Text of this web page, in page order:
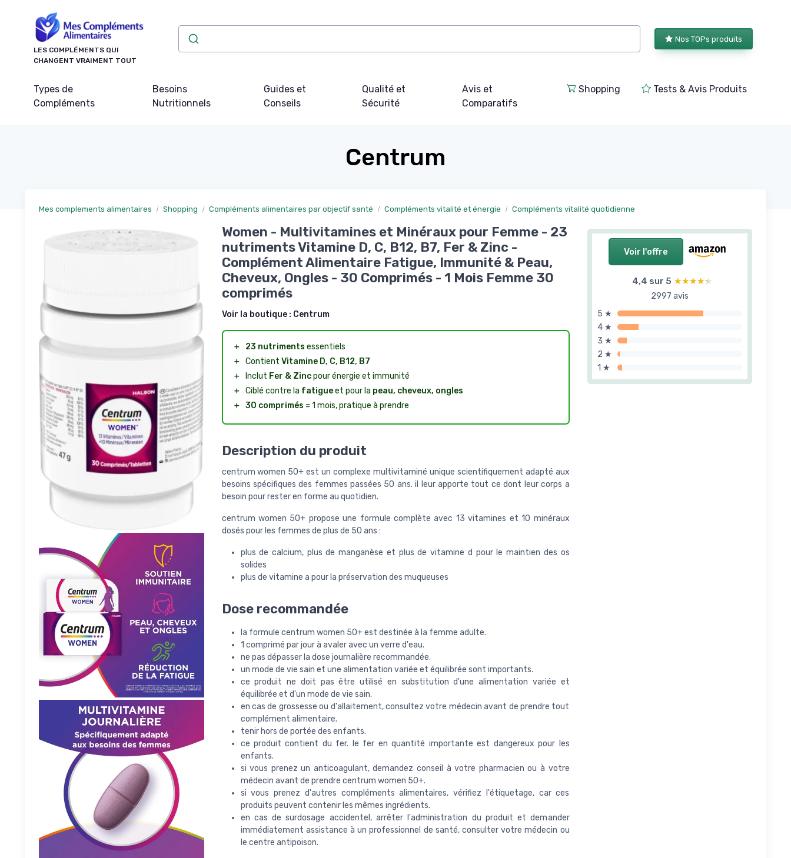
LES COMPLÉMENTS QUI
CHANGENT VRAIMENT TOUT
Nos TOPs produits
Types de
Compléments
Besoins
Nutritionnels
Guides et
Conseils
Qualité et
Sécurité
Avis et
Comparatifs
Shopping Tests & Avis Produits
Centrum
Mes complements alimentaires Shopping Compléments alimentaires par objectif santé Compléments vitalité et énergie Compléments vitalité quotidienne
Voir l'offre
4,4 sur 5 ★★★★★
★★★★★
2997 avis
5 ★
4 ★
3 ★
2 ★
1 ★
Women - Multivitamines et Minéraux pour Femme - 23
nutriments Vitamine D, C, B12, B7, Fer & Zinc -
Complément Alimentaire Fatigue, Immunité & Peau,
Cheveux, Ongles - 30 Comprimés - 1 Mois Femme 30
comprimés
Voir la boutique : Centrum
＋ 23 nutriments essentiels
＋ Contient Vitamine D, C, B12, B7
＋
Inclut Fer & Zincpour énergie et immunité
＋ Ciblé contre la fatigueet pour la peau, cheveux, ongles
＋ 30 comprimés = 1 mois, pratique à prendre
Description du produit
centrum women 50+ est un complexe multivitaminé unique scientifiquement adapté aux
besoins spécifiques des femmes passées 50 ans. il leur apporte tout ce dont leur corps a
besoin pour rester en forme au quotidien.
centrum women 50+ propose une formule complète avec 13 vitamines et 10 minéraux
dosés pour les femmes de plus de 50 ans :
plus de calcium, plus de manganèse et plus de vitamine d pour le maintien des os
solides
plus de vitamine a pour la préservation des muqueuses
Dose recommandée
la formule centrum women 50+ est destinée à la femme adulte.
1 comprimé par jour à avaler avec un verre d'eau.
ne pas dépasser la dose journalière recommandée.
un mode de vie sain et une alimentation variée et équilibrée sont importants.
ce produit ne doit pas être utilisé en substitution d'une alimentation variée et
équilibrée et d'un mode de vie sain.
en cas de grossesse ou d'allaitement, consultez votre médecin avant de prendre tout
complément alimentaire.
tenir hors de portée des enfants.
ce produit contient du fer. le fer en quantité importante est dangereux pour les
enfants.
si vous prenez un anticoagulant, demandez conseil à votre pharmacien ou à votre
médecin avant de prendre centrum women 50+.
si vous prenez d'autres compléments alimentaires, vérifiez l'étiquetage, car ces
produits peuvent contenir les mêmes ingrédients.
en cas de surdosage accidentel, arrêter l'administration du produit et demander
immédiatement assistance à un professionnel de santé, consulter votre médecin ou
le centre antipoison.